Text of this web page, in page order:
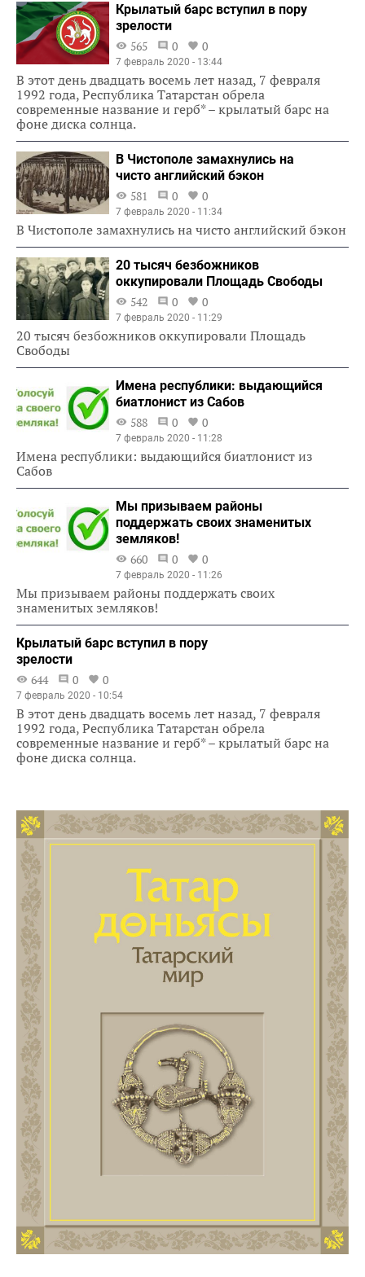
Крылатый барс вступил в пору
зрелости
565
0 0
7 февраль 2020 - 13:44
В этот день двадцать восемь лет назад, 7 февраля
1992 года, Республика Татарстан обрела
современные название и герб* – крылатый барс на
фоне диска солнца.
В Чистополе замахнулись на
чисто английский бэкон
581
0 0
7 февраль 2020 - 11:34
В Чистополе замахнулись на чисто английский бэкон
20 тысяч безбожников
оккупировали Площадь Свободы
542
0 0
7 февраль 2020 - 11:29
20 тысяч безбожников оккупировали Площадь
Свободы
Имена республики: выдающийся
биатлонист из Сабов
588
0 0
7 февраль 2020 - 11:28
Имена республики: выдающийся биатлонист из
Сабов
Мы призываем районы
поддержать своих знаменитых
земляков!
660
0 0
7 февраль 2020 - 11:26
Мы призываем районы поддержать своих
знаменитых земляков!
Крылатый барс вступил в пору
зрелости
644
0 0
7 февраль 2020 - 10:54
В этот день двадцать восемь лет назад, 7 февраля
1992 года, Республика Татарстан обрела
современные название и герб* – крылатый барс на
фоне диска солнца.